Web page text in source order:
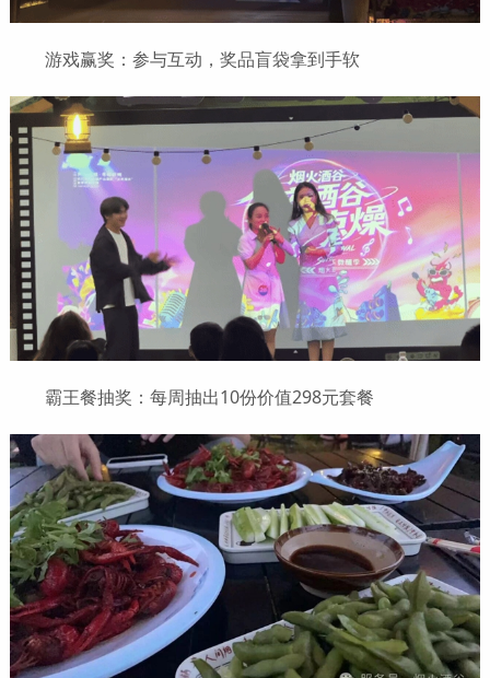
游戏赢奖：参与互动，奖品盲袋拿到手软
霸王餐抽奖：每周抽出10份价值298元套餐